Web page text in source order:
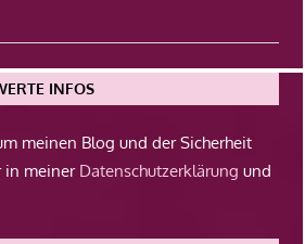
INFOS
meinen Blog und der Sicherheit
in meiner Datenschutzerklärung und